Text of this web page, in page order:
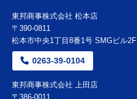
東邦商事株式会社 松本店
〒390-0811
松本市中央1丁目8番1号 SMGビル2F
0263-39-0104
東邦商事株式会社 上田店
〒386-0011